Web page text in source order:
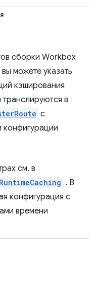
сборки Workbox
можете указать
кэширования
в
с
конфигурации
см. в
. В
конфигурация с
времени